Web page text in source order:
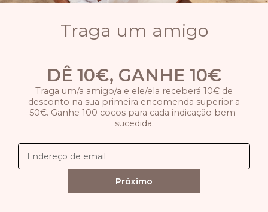
Traga um amigo
DÊ 10€, GANHE 10€
Traga um/a amigo/a e ele/ela receberá 10€ de
desconto na sua primeira encomenda superior a
50€. Ganhe 100 cocos para cada indicação bem-
sucedida.
Próximo